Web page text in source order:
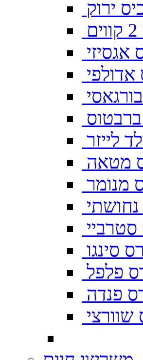
ירוק
אגסיזי
אדולפי
ברבטוס
לייזר
מטאה
מנומר
נחושתי
סטרביי
סינגו
פלפל
פנדה
שוורצי